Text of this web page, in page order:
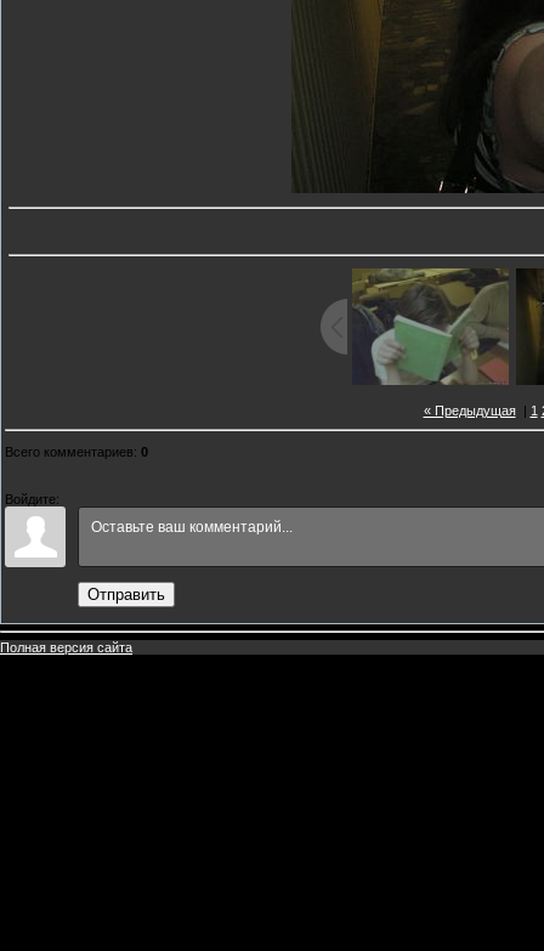
« Предыдущая| 1
Всего комментариев: 0
Войдите:
Отправить
Полная версия сайта